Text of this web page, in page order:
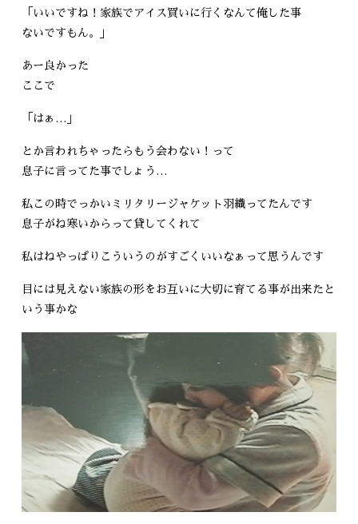
「いいですね！家族でアイス買いに行くなんて俺した事
ないですもん。」
あー良かった
ここで
「はぁ…」
とか言われちゃったらもう会わない！って
息子に言ってた事でしょう…
私この時でっかいミリタリージャケット羽織ってたんです
息子がね寒いからって貸してくれて
私はねやっぱりこういうのがすごくいいなぁって思うんです
目には見えない家族の形をお互いに大切に育てる事が出来たと
いう事かな